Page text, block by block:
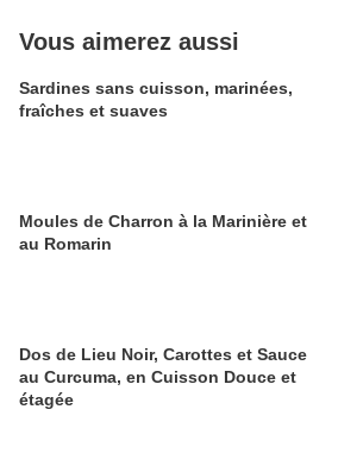
Vous aimerez aussi
Sardines sans cuisson, marinées,
fraîches et suaves
Moules de Charron à la Marinière et
au Romarin
Dos de Lieu Noir, Carottes et Sauce
au Curcuma, en Cuisson Douce et
étagée